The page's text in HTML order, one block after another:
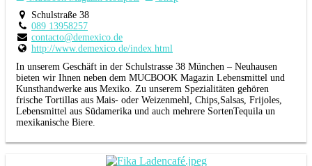
Schulstraße 38
089 13958257
contacto@demexico.de
http://www.demexico.de/index.html
In unserem Geschäft in der Schulstrasse 38 München – Neuhausen
bieten wir Ihnen neben dem MUCBOOK Magazin Lebensmittel und
Kunsthandwerke aus Mexiko. Zu unserem Spezialitäten gehören
frische Tortillas aus Mais- oder Weizenmehl, Chips,Salsas, Frijoles,
Lebensmittel aus Südamerika und auch mehrere SortenTequila un
mexikanische Biere.